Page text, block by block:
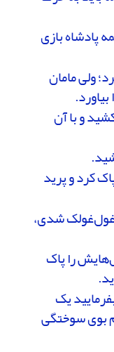
پادشاه بازی
ولی مامان
و با آن
کرد و پرید
غول‌غولک شدی،
را پاک
یک
بوی سوختگی